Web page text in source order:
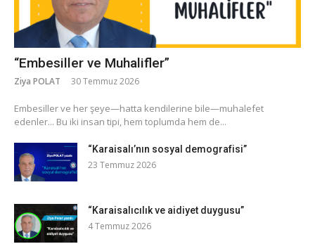
“Embesiller ve Muhalifler”
Ziya POLAT 30 Temmuz 2026
​Embesiller ve her şeye—hatta kendilerine bile—muhalefet
edenler... Bu iki insan tipi, hem toplumda hem de...
“Karaisalı’nın sosyal demografisi”
23 Temmuz 2026
“Karaisalıcılık ve aidiyet duygusu”
4 Temmuz 2026